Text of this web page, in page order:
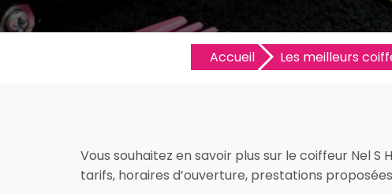
Accueil Les meilleurs
Vous souhaitez en savoir plus sur le coiffeur Nel
tarifs, horaires d’ouverture, prestations